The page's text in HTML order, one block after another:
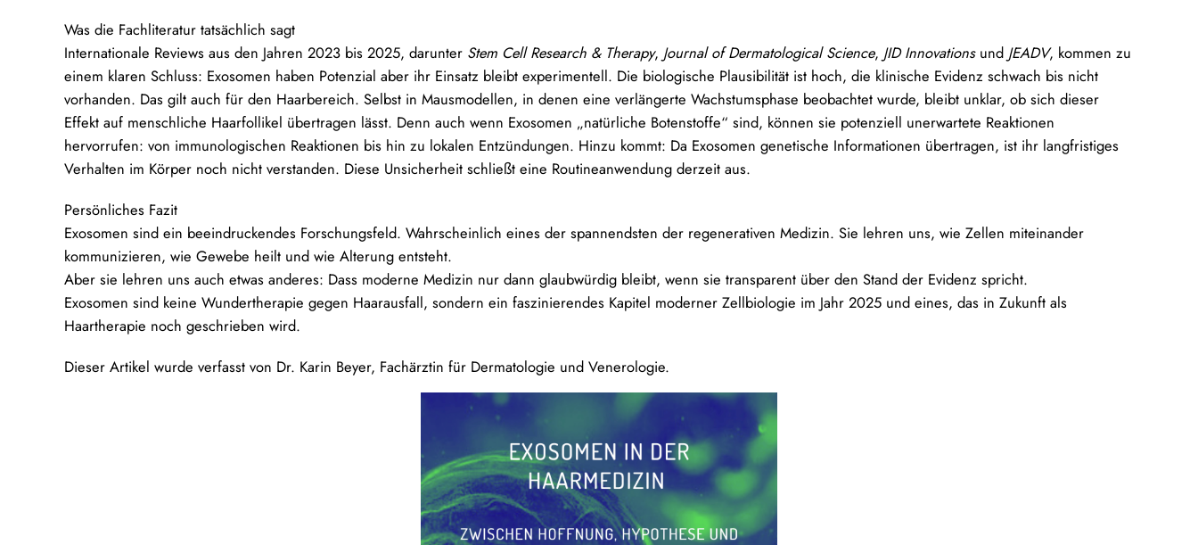
Was die Fachliteratur tatsächlich sagt
Internationale Reviews aus den Jahren 2023 bis 2025, darunter Stem Cell Research & Therapy, Journal of Dermatological Science, JID Innovationsund JEADV, kommen zu
einem klaren Schluss: Exosomen haben Potenzial aber ihr Einsatz bleibt experimentell. Die biologische Plausibilität ist hoch, die klinische Evidenz schwach bis nicht
vorhanden. Das gilt auch für den Haarbereich. Selbst in Mausmodellen, in denen eine verlängerte Wachstumsphase beobachtet wurde, bleibt unklar, ob sich dieser
Effekt auf menschliche Haarfollikel übertragen lässt. Denn auch wenn Exosomen „natürliche Botenstoffe“ sind, können sie potenziell unerwartete Reaktionen
hervorrufen: von immunologischen Reaktionen bis hin zu lokalen Entzündungen. Hinzu kommt: Da Exosomen genetische Informationen übertragen, ist ihr langfristiges
Verhalten im Körper noch nicht verstanden. Diese Unsicherheit schließt eine Routineanwendung derzeit aus.
Persönliches Fazit
Exosomen sind ein beeindruckendes Forschungsfeld. Wahrscheinlich eines der spannendsten der regenerativen Medizin. Sie lehren uns, wie Zellen miteinander
kommunizieren, wie Gewebe heilt und wie Alterung entsteht.
Aber sie lehren uns auch etwas anderes: Dass moderne Medizin nur dann glaubwürdig bleibt, wenn sie transparent über den Stand der Evidenz spricht.
Exosomen sind keine Wundertherapie gegen Haarausfall, sondern ein faszinierendes Kapitel moderner Zellbiologie im Jahr 2025 und eines, das in Zukunft als
Haartherapie noch geschrieben wird.
Dieser Artikel wurde verfasst von Dr. Karin Beyer, Fachärztin für Dermatologie und Venerologie.